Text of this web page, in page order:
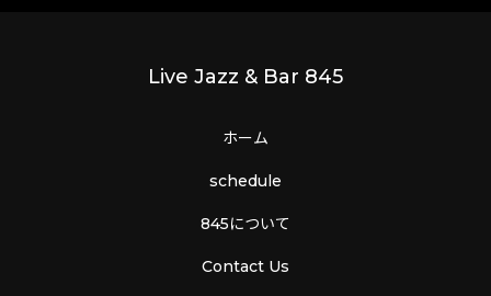
Live Jazz & Bar 845
ホーム
schedule
845について
Contact Us